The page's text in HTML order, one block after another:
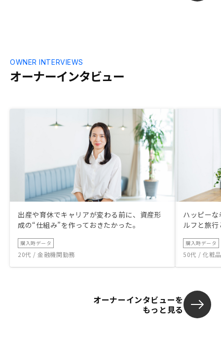
み出せたのは信頼できる担当エージェント
の方のおかげと感謝しています。担当エー
ジェントの方が購入後の不明な点について
があるのですが、メール問い合わせにタイ
ムラグがあるのと、電話問い合わせも限ら
れた時間なので、大変とは思いますが、24
時間365日、迅速に対応頂ける体制になる
とオーナーとしても安心できると思いまし
オーナーインタビュー
OWNER INTERVIEWS
出産や育休でキャリアが変わる前に、資産形
成の“仕組み”を作っておきたかった。
購入時データ
20代 / 金融機関勤務
ハッピー
ルフと旅
購入時データ
50代 / 化粧
オーナーインタビューを
もっと見る